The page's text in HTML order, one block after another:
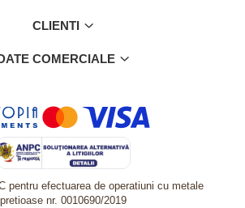
CLIENTI
COMERCIALE
pentru efectuarea de operatiuni cu metale
pretioase nr. 0010690/2019